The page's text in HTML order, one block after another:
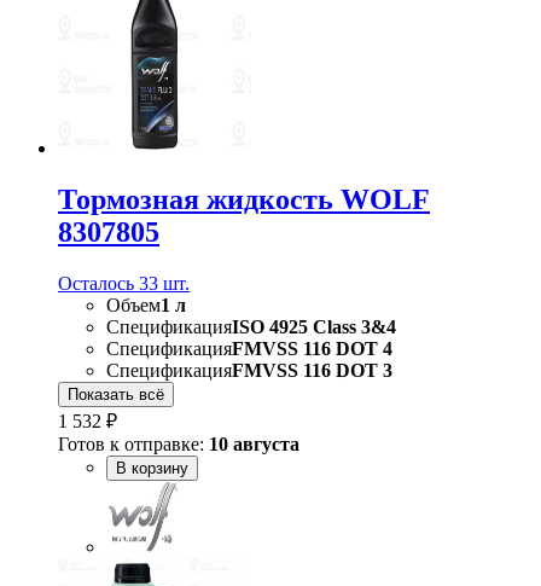
Тормозная жидкость WOLF
8307805
Осталось 33 шт.
Объем1 л
СпецификацияISO 4925 Class 3&4
СпецификацияFMVSS 116 DOT 4
СпецификацияFMVSS 116 DOT 3
Показать всё
1 532 ₽
Готов к отправке: 10 августа
В корзину